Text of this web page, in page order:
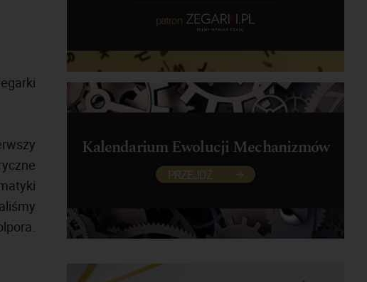
patron
Kalendarium Ewolucji Mechanizmów
PRZEJDŹ